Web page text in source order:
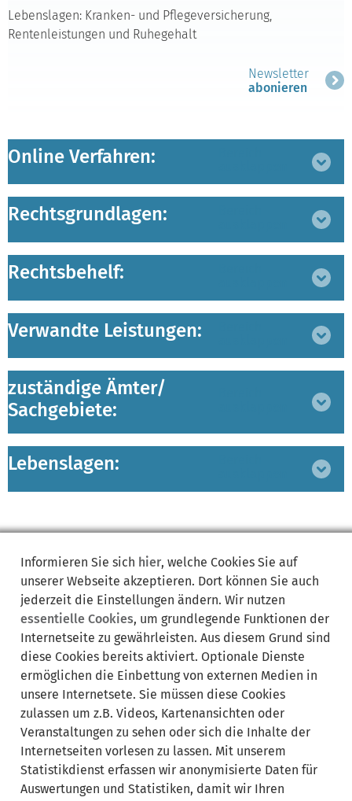
Lebenslagen: Kranken- und Pflegeversicherung,
Rentenleistungen und Ruhegehalt
Newsletter
abonieren
Online Verfahren:
Rechtsgrundlagen:
Rechtsbehelf:
Verwandte Leistungen:
zuständige Ämter/
Sachgebiete:
Lebenslagen:
Synonyme:
Deutsche Rentenversicherung
freiwillige Krankenversicherung
freiwillig krankenversichert
German Pension Insurance
Pensionprivate Krankenversicherung
privat krankenversichert
Rente
Rentenversicherungsträger
Subsidy
Zuschuss
Informieren Sie sich hier, welche Cookies Sie auf
unserer Webseite akzeptieren. Dort können Sie auch
jederzeit die Einstellungen ändern. Wir nutzen
essentielle Cookies, um grundlegende Funktionen der
Internetseite zu gewährleisten. Aus diesem Grund sind
diese Cookies bereits aktiviert. Optionale Dienste
ermöglichen die Einbettung von externen Medien in
unsere Internetsete. Sie müssen diese Cookies
zulassen um z.B. Videos, Kartenansichten oder
Veranstaltungen zu sehen oder sich die Inhalte der
Internetseiten vorlesen zu lassen. Mit unserem
Statistikdienst erfassen wir anonymisierte Daten für
Auswertungen und Statistiken, damit wir Ihren